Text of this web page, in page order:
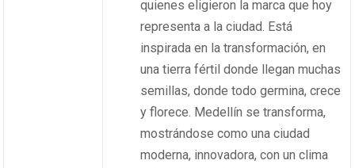
quienes eligieron la marca que hoy
representa a la ciudad. Está
inspirada en la transformación, en
una tierra fértil donde llegan muchas
semillas, donde todo germina, crece
y florece. Medellín se transforma,
mostrándose como una ciudad
moderna, innovadora, con un clima